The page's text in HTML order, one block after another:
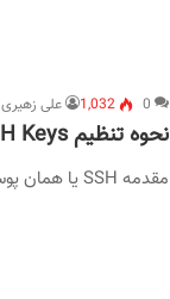
علی زهیری 0
1,032
نحوه تنظیم SSH Keys در CentOS 8
مقدمه SSH یا همان پوسته ایمن پروتکل رمزگذاری شده است که برای اداره و برقراری ارتباط با سرورها استفاده می…